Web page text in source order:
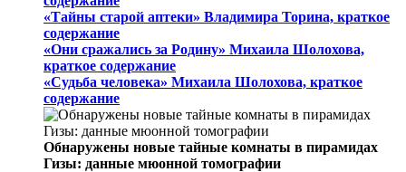
«Тайны старой аптеки» Владимира Торина, краткое
содержание
«Они сражались за Родину» Михаила Шолохова,
краткое содержание
«Судьба человека» Михаила Шолохова, краткое
содержание
Обнаружены новые тайные комнаты в пирамидах
Гизы: данные мюонной томографии